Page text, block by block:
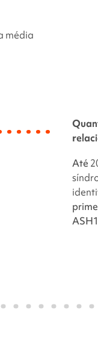
média
Até